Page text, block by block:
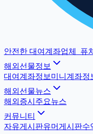
안전한 대여계좌업체
퓨
해외선물정보
대여계좌정보 미니계좌정
해외선물뉴스
해외증시 주요뉴스
커뮤니티
자유게시판유머게시판수